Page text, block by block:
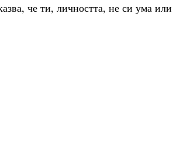
че ти, личността, не си ума или